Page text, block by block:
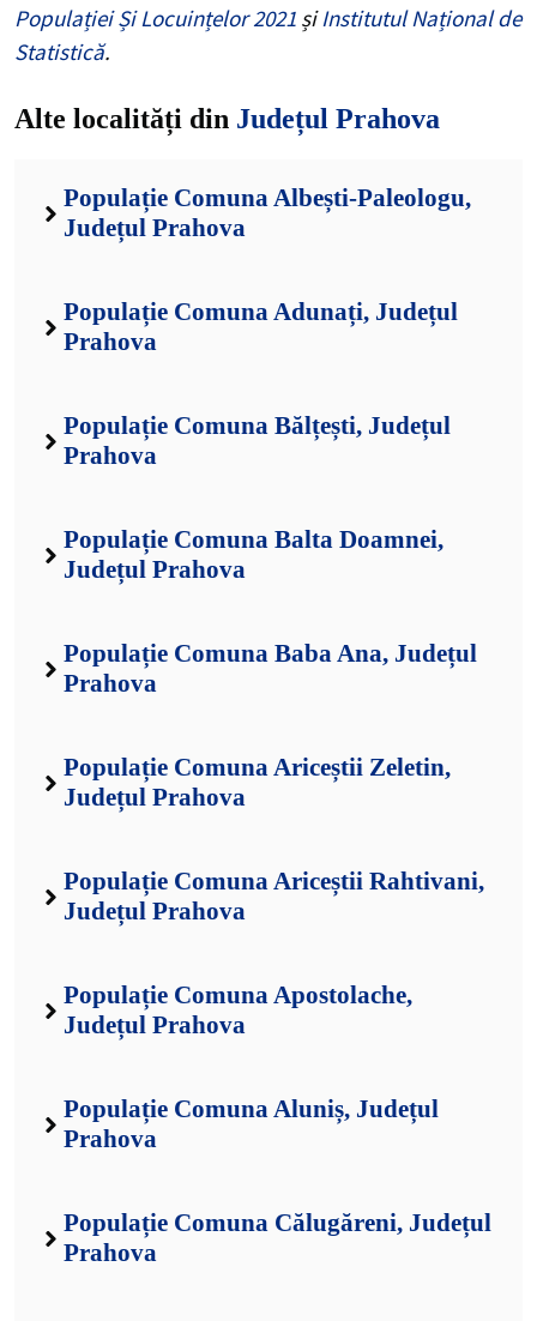
Populației Și Locuințelor 2021 șiInstitutul Național de
Statistică.
Alte localități din Județul Prahova
Populație Comuna Albești-Paleologu,
Județul Prahova
Populație Comuna Adunați, Județul
Prahova
Populație Comuna Bălțești, Județul
Prahova
Populație Comuna Balta Doamnei,
Județul Prahova
Populație Comuna Baba Ana, Județul
Prahova
Populație Comuna Ariceștii Zeletin,
Județul Prahova
Populație Comuna Ariceștii Rahtivani,
Județul Prahova
Populație Comuna Apostolache,
Județul Prahova
Populație Comuna Aluniș, Județul
Prahova
Populație Comuna Călugăreni, Județul
Prahova